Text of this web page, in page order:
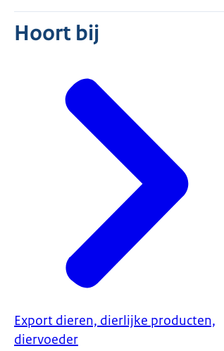
Hoort bij
Export dieren, dierlijke producten,
diervoeder